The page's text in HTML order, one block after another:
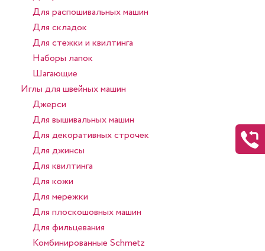
Для распошивальных машин
Для складок
Для стежки и квилтинга
Наборы лапок
Шагающие
Иглы для швейных машин
Джерси
Для вышивальных машин
Для декоративных строчек
Для джинсы
Для квилтинга
Для кожи
Для мережки
Для плоскошовных машин
Для фильцевания
Комбинированные Schmetz